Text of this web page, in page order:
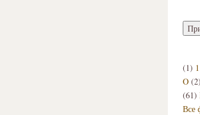
(1) 1
O (2)
(61)
Все